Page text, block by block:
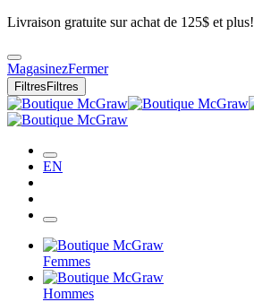
Livraison gratuite sur achat de 125$ et plus!
MagasinezFermer
Filtres Filtres
EN
Femmes
Hommes